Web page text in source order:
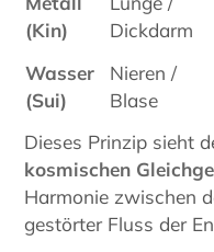
(Kin)
Dickdarm
Wasser
(Sui)
Nieren /
Blase
Dieses Prinzip sieht
kosmischen
Harmonie zwischen
gestörter Fluss der